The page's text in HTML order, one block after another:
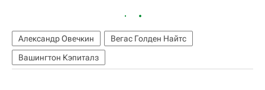
Александр Овечкин
Вегас Голден Найтс
Вашингтон Кэпиталз